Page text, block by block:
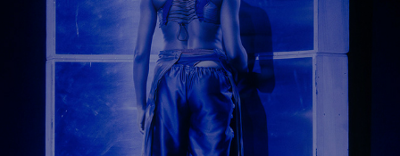
FIRST PERSON PLURAL
2025